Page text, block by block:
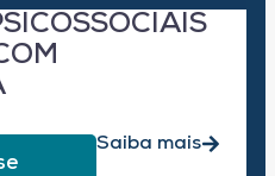
Saiba mais